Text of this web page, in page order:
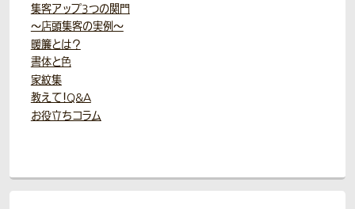
集客アップ3つの関門
～店頭集客の実例～
暖簾とは？
書体と色
家紋集
教えて！Q&A
お役立ちコラム